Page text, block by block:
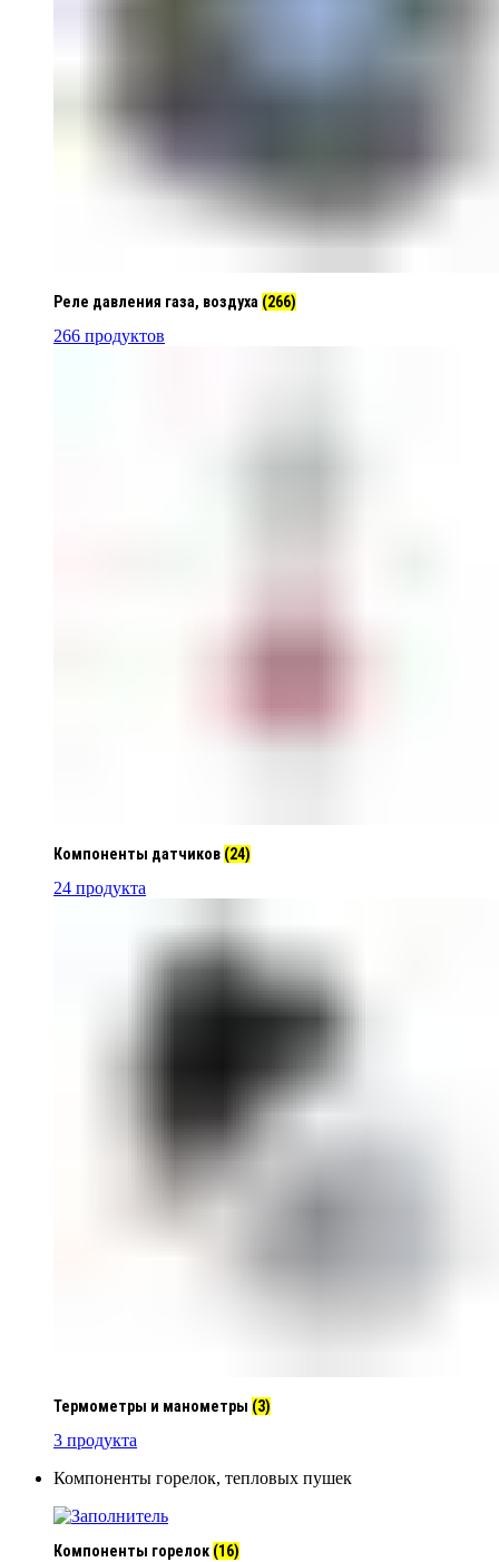
Реле давления газа, воздуха (266)
266 продуктов
Компоненты датчиков (24)
24 продукта
Термометры и манометры (3)
3 продукта
Компоненты горелок, тепловых пушек
Компоненты горелок (16)